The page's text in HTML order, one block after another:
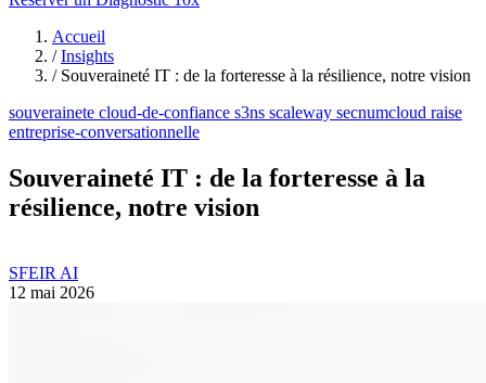
Accueil
/ Insights
/ Souveraineté IT : de la forteresse à la résilience, notre vision
souverainete cloud-de-confiance s3ns scaleway secnumcloud raise
entreprise-conversationnelle
Souveraineté IT : de la forteresse à la
résilience, notre vision
SFEIR AI
12 mai 2026